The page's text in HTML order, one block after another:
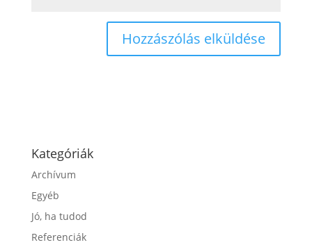
Kategóriák
Archívum
Egyéb
Jó, ha tudod
Referenciák